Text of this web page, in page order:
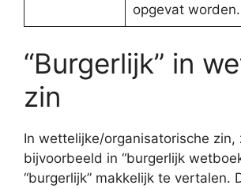
opgevat worden.
“Burgerlijk” in
zin
In wettelijke/organisatorische zin,
bijvoorbeeld in “burgerlijk
“burgerlijk” makkelijk te vertalen.